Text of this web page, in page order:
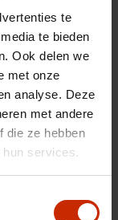
te
te bieden
Ook delen we
met onze
analyse. Deze
met andere
die ze hebben
services.